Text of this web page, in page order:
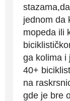
jednom da
mopeda ili
ga kolima i
40+
na
gde je bre